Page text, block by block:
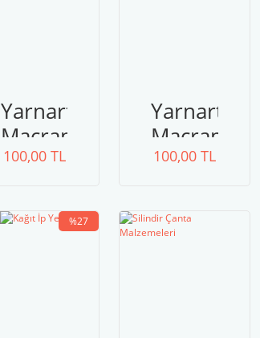
Yarnart
Macrame
Rope
100,00 TL
Yarnart
Macrame
Rope
100,00 TL
%27